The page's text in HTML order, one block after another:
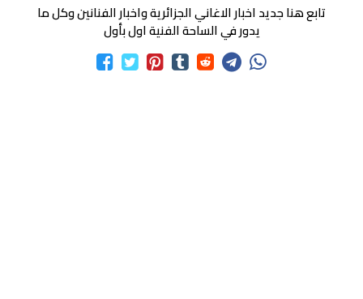
تابع هنا جديد اخبار الاغاني الجزائرية واخبار الفنانين وكل ما
يدور في الساحة الفنية اول بأول